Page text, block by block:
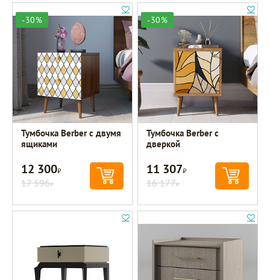
-30%
Тумбочка Berber с двумя
ящиками
12 300Р
17 596Р
-30%
Тумбочка Berber с
дверкой
11 307Р
16 177Р